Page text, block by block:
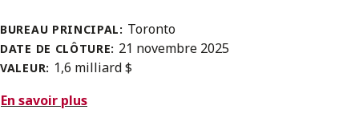
BUREAU PRINCIPAL: Toronto
DATE DE CLÔTURE: 21 novembre 2025
VALEUR: 1,6 milliard $
En savoir plus